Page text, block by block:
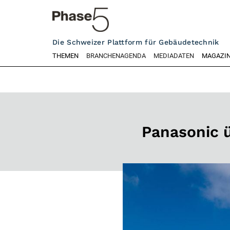
Die Schweizer Plattform für Gebäudetechnik
THEMEN BRANCHENAGENDA MEDIADATEN
Panasonic